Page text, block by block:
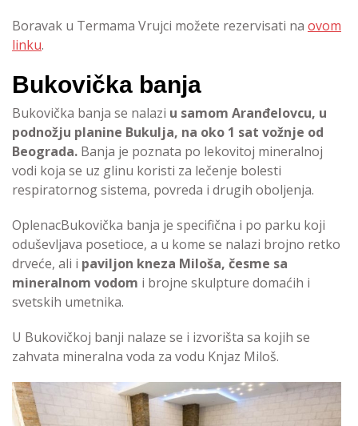
Boravak u Termama Vrujci možete rezervisati na ovom
linku.
Bukovička banja
Bukovička banja se nalazi u samom Aranđelovcu, u
podnožju planine Bukulja, na oko 1 sat vožnje od
Beograda. Banja je poznata po lekovitoj mineralnoj
vodi koja se uz glinu koristi za lečenje bolesti
respiratornog sistema, povreda i drugih oboljenja.
OplenacBukovička banja je specifična i po parku koji
oduševljava posetioce, a u kome se nalazi brojno retko
drveće, ali i paviljon kneza Miloša, česme sa
mineralnom vodom i brojne skulpture domaćih i
svetskih umetnika.
U Bukovičkoj banji nalaze se i izvorišta sa kojih se
zahvata mineralna voda za vodu Knjaz Miloš.